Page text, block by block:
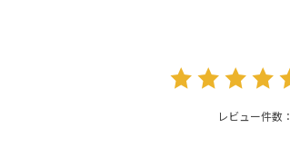
レビュー件数：